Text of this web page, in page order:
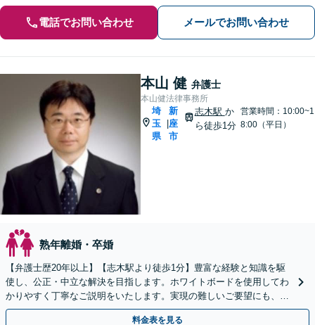
電話でお問い合わせ メールでお問い合わせ
本山 健 弁護士
本山健法律事務所
埼
玉
県
新
座
市
志木駅 か
ら徒歩1分
営業時間：10:00~1
8:00（平日）
熟年離婚・卒婚
【弁護士歴20年以上】【志木駅より徒歩1分】豊富な経験と知識を駆
使し、公正・中立な解決を目指します。ホワイトボードを使用してわ
かりやすく丁寧なご説明をいたします。実現の難しいご要望にも、で
きる限りご希望に沿えるようなアドバイスを行います。
料金表を見る